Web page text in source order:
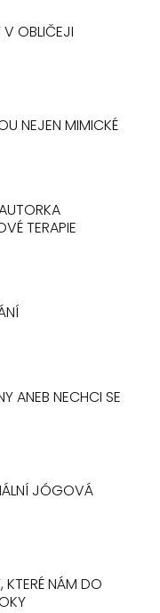
V OBLIČEJI
NEJEN MIMICKÉ
TERAPIE
ANEB NECHCI SE
JÓGOVÁ
KTERÉ NÁM DO